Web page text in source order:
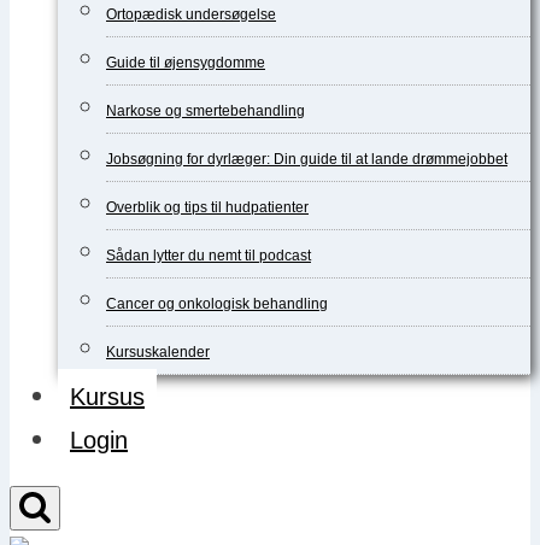
Ortopædisk undersøgelse
Guide til øjensygdomme
Narkose og smertebehandling
Jobsøgning for dyrlæger: Din guide til at lande drømmejobbet
Overblik og tips til hudpatienter
Sådan lytter du nemt til podcast
Cancer og onkologisk behandling
Kursuskalender
Kursus
Login